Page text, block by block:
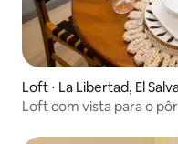
Loft ⋅ La Libertad, El
Loft com vista para o